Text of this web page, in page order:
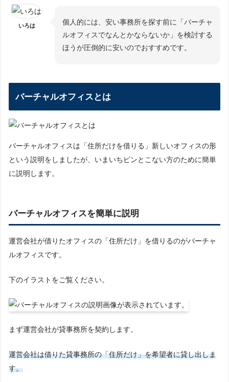
いろは
個人的には、安い事務所を探す前に「バーチャ
ルオフィスでなんとかならないか」を検討する
ほうが圧倒的に安いのでおすすめです。
バーチャルオフィスとは
バーチャルオフィスは「住所だけを借りる」新しいオフィスの形
という説明をしましたが、いまいちピンとこない方のために簡単
に説明します。
バーチャルオフィスを簡単に説明
運営会社が借りたオフィスの「住所だけ」を借りるのがバーチャ
ルオフィスです。
下のイラストをご覧ください。
まず運営会社が貸事務所を契約します。
運営会社は借りた貸事務所の「住所だけ」を希望者に貸し出しま
す。